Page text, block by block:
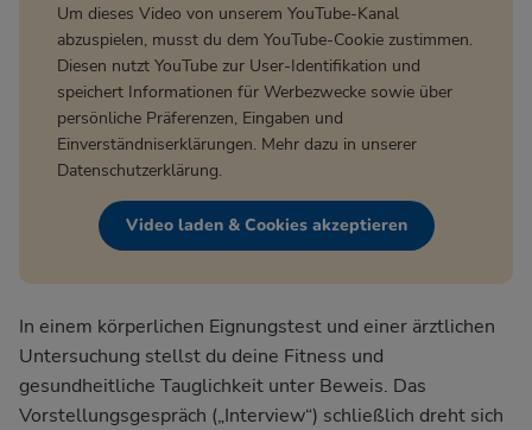
Um dieses Video von unserem YouTube-Kanal
abzuspielen, musst du dem YouTube-Cookie zustimmen.
Diesen nutzt YouTube zur User-Identifikation und
speichert Informationen für Werbezwecke sowie über
persönliche Präferenzen, Eingaben und
Einverständniserklärungen. Mehr dazu in unserer
Datenschutzerklärung.
Video laden & Cookies akzeptieren
In einem körperlichen Eignungstest und einer ärztlichen
Untersuchung stellst du deine Fitness und
gesundheitliche Tauglichkeit unter Beweis. Das
Vorstellungsgespräch („Interview“) schließlich dreht sich